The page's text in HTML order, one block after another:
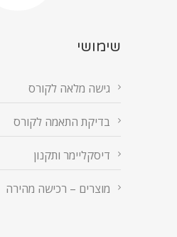
שימושי
גישה מלאה לקורס
בדיקת התאמה לקורס
דיסקליימר ותקנון
מוצרים – רכישה מהירה